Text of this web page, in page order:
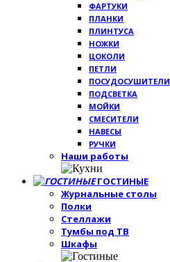
ФАРТУКИ
ПЛАНКИ
ПЛИНТУСА
НОЖКИ
ЦОКОЛИ
ПЕТЛИ
ПОСУДОСУШИТЕЛИ
ПОДСВЕТКА
МОЙКИ
СМЕСИТЕЛИ
НАВЕСЫ
РУЧКИ
Наши работы
ГОСТИНЫЕ
Журнальные столы
Полки
Стеллажи
Тумбы под ТВ
Шкафы